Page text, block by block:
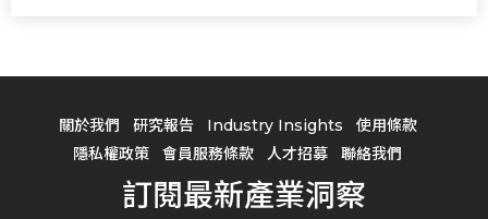
關於我們 研究報告 Industry Insights
使用條款
隱私權政策
會員服務條款 人才招募 聯絡我們
訂閱最新產業洞察